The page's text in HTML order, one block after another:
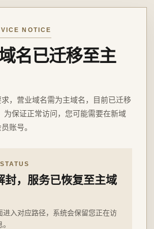
NOTICE
名已迁移至主
，营业域名需为主域名，目前已迁移
为保证正常访问，您可能需要在新域
账号。
封，服务已恢复至主域
进入对应路径，系统会保留您正在访